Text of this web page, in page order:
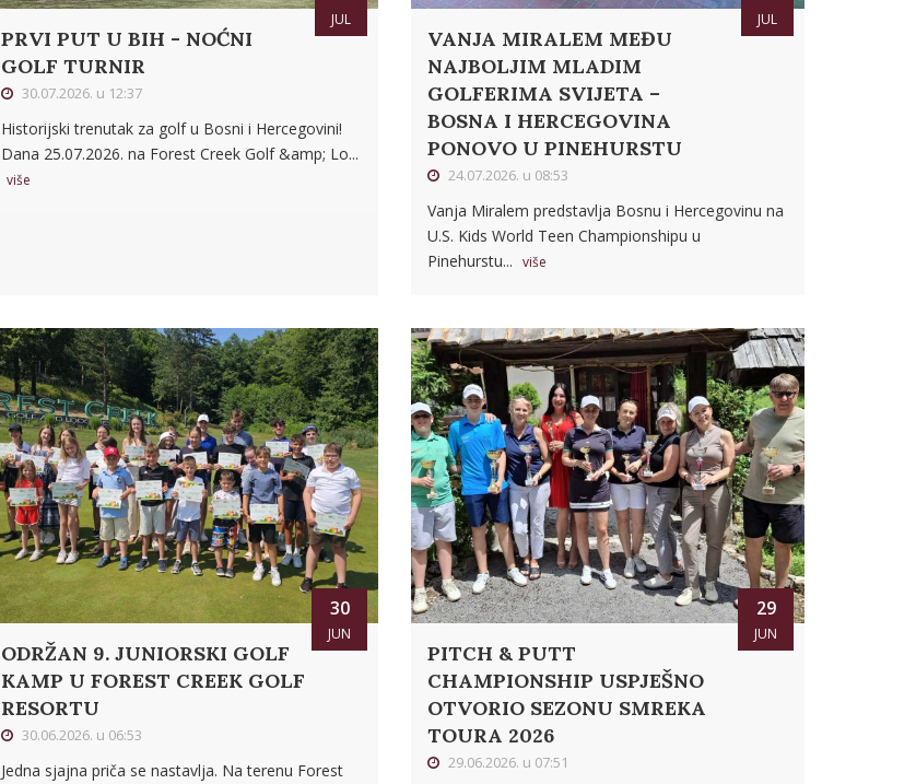
JUL
PRVI PUT U BIH - NOĆNI
GOLF TURNIR
30.07.2026. u 12:37
Historijski trenutak za golf u Bosni i Hercegovini!
Dana 25.07.2026. na Forest Creek Golf &amp; Lo...
više
JUL
VANJA MIRALEM MEĐU
NAJBOLJIM MLADIM
GOLFERIMA SVIJETA –
BOSNA I HERCEGOVINA
PONOVO U PINEHURSTU
24.07.2026. u 08:53
Vanja Miralem predstavlja Bosnu i Hercegovinu na
U.S. Kids World Teen Championshipu u
Pinehurstu... više
30
JUN
ODRŽAN 9. JUNIORSKI GOLF
KAMP U FOREST CREEK GOLF
RESORTU
30.06.2026. u 06:53
Jedna sjajna priča se nastavlja. Na terenu Forest
29
JUN
PITCH & PUTT
CHAMPIONSHIP USPJEŠNO
OTVORIO SEZONU SMREKA
TOURA 2026
29.06.2026. u 07:51